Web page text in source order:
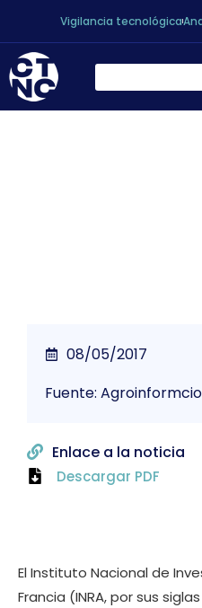
Vigilancia tecnológica
El Instituto Nacional de
Francia (INRA, por sus
08/05/2017
Fuente:
Enlace a la noticia
Descargar PDF